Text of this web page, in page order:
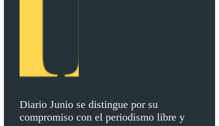
Diario Junio se distingue por su
compromiso con el periodismo libre y